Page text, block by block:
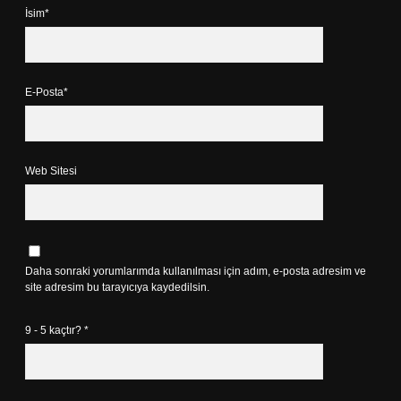
İsim*
E-Posta*
Web Sitesi
Daha sonraki yorumlarımda kullanılması için adım, e-posta adresim ve
site adresim bu tarayıcıya kaydedilsin.
9 - 5 kaçtır? *